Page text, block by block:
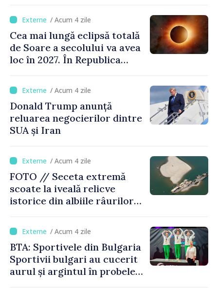
/ Acum 4 zile
Cea mai lungă eclipsă totală
de Soare a secolului va avea
loc în 2027. În Republica
acoperit în proporție de
până la 44%/ Acum 4 zile
Donald Trump anunță
reluarea negocierilor dintre
SUA și Iran
/ Acum 4 zile
FOTO // Seceta extremă
scoate la iveală relicve
istorice din albiile râurilor
/ Acum 4 zile
BTA: Sportivele din Bulgaria
Sportivii bulgari au cucerit
aurul și argintul în probele